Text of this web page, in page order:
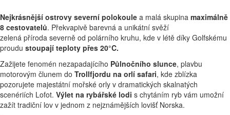
Nejkrásnější ostrovy severní polokoule a malá skupina maximálně
8 cestovatelů. Překvapivě barevná a unikátní svěží
zelená příroda severně od polárního kruhu, kde v létě díky Golfskému
proudu stoupají teploty přes 20°C.
Zažijete fenomén nezapadajícího Půlnočního slunce, plavbu
motorovým člunem do Trollfjordu na orlí safari, kde zblízka
pozorujete majestátní mořské orly v dramatických skalnatých
scenériích Lofot. Výlet na rybářské lodi s chytáním ryb vám umožní
zažít tradiční lov v jednom z nejznámějších lovišť Norska.